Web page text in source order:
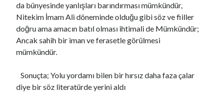
da bünyesinde yanlışları barındırması mümkündür,
Nitekim İmam Ali döneminde olduğu gibi söz ve fiiller
doğru ama amacın batıl olması ihtimali de Mümkündür;
Ancak sahih bir iman ve ferasetle görülmesi
mümkündür.
Sonuçta; Yolu yordamı bilen bir hırsız daha faza çalar
diye bir söz literatürde yerini aldı